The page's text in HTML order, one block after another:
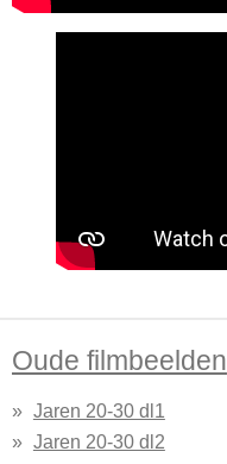
Oude filmbeelden
Jaren 20-30 dl1
Jaren 20-30 dl2